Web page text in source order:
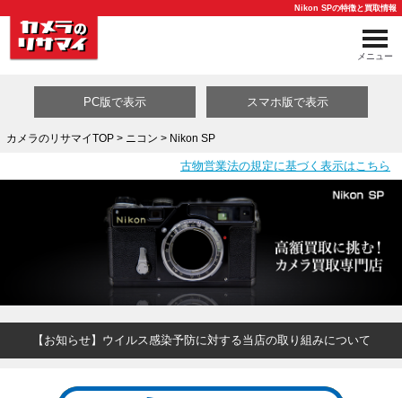
Nikon SPの特徴と買取情報
メニュー
買取カテゴリ一覧
PC版で表示 スマホ版で表示
カメラのリサマイTOP> ニコン > Nikon SP
古物営業法の規定に基づく表示はこちら
【お知らせ】ウイルス感染予防に対する当店の取り組みについて